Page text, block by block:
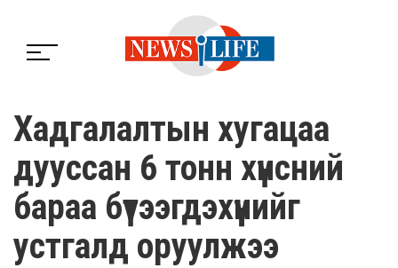
Хадгалалтын хугацаа
дууссан 6 тонн хүнсний
бараа бүтээгдэхүүнийг
устгалд оруулжээ